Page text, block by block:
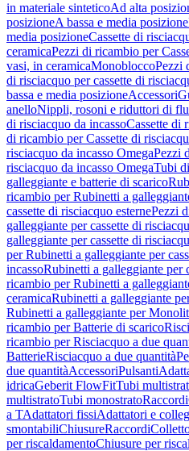
in materiale sinteticoAd alta
posizioneA bassa e media posizione
media posizioneCassette di
ceramicaPezzi di ricambio per
vasi, in ceramicaMonobloccoPezzi
di risciacquo per cassette di
bassa e media posizioneAccessori
anelloNippli, rosoni e riduttori di
di risciacquo da incassoCassette di
di ricambio per Cassette di
risciacquo da incasso OmegaPezzi
risciacquo da incasso OmegaTubi
galleggiante e batterie di scarico
ricambio per Rubinetti a
cassette di risciacquo esternePezzi
galleggiante per cassette di
galleggiante per cassette di
per Rubinetti a galleggiante per
incassoRubinetti a galleggiante per
ricambio per Rubinetti a
ceramicaRubinetti a galleggiante
Rubinetti a galleggiante per
ricambio per Batterie di scarico
ricambio per Risciacquo a due
BatterieRisciacquo a due quantità
due quantitàAccessoriPulsanti
idricaGeberit FlowFitTubi
multistratoTubi monostratoRaccordi
a TAdattatori fissiAdattatori e
smontabiliChiusureRaccordi
per riscaldamentoChiusure per